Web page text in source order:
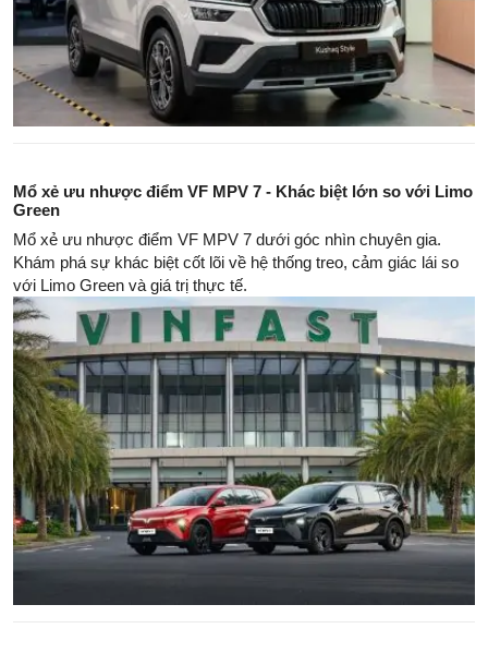
Mổ xẻ ưu nhược điểm VF MPV 7 - Khác biệt lớn so với Limo
Green
Mổ xẻ ưu nhược điểm VF MPV 7 dưới góc nhìn chuyên gia.
Khám phá sự khác biệt cốt lõi về hệ thống treo, cảm giác lái so
với Limo Green và giá trị thực tế.